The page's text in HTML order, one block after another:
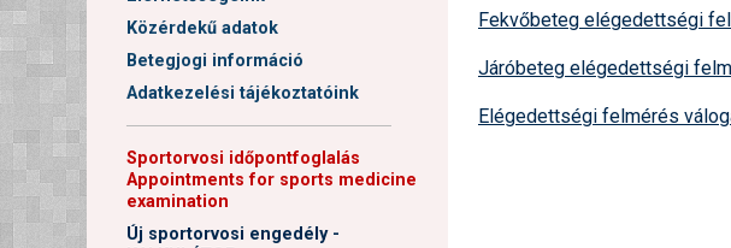
Közérdekű adatok
Betegjogi információ
Adatkezelési tájékoztatóink
──────────────────────
Sportorvosi időpontfoglalás
Appointments for sports medicine
examination
Új sportorvosi engedély -
Fekvőbeteg elégedettségi
Járóbeteg elégedettségi
Elégedettségi felmérés